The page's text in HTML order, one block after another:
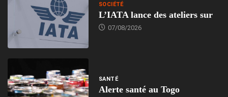
SOCIÉTÉ
L’IATA lance des ateliers sur
07/08/2026
SANTÉ
Alerte santé au Togo